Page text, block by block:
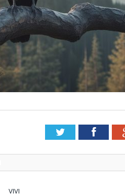
Twitter
VIVI